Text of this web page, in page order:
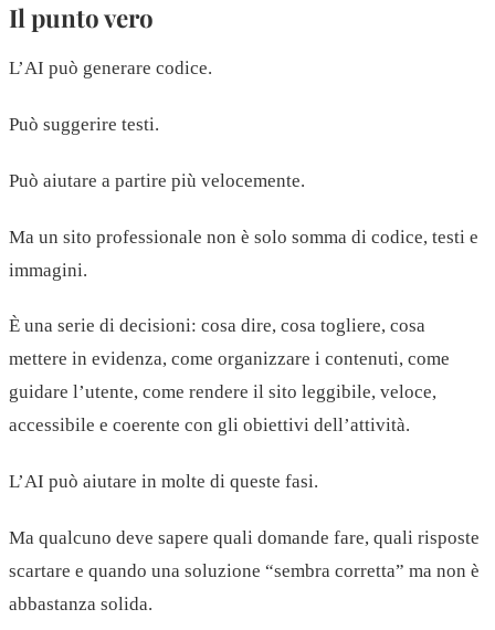
Il punto vero
L’AI può generare codice.
Può suggerire testi.
Può aiutare a partire più velocemente.
Ma un sito professionale non è solo somma di codice, testi e
immagini.
È una serie di decisioni: cosa dire, cosa togliere, cosa
mettere in evidenza, come organizzare i contenuti, come
guidare l’utente, come rendere il sito leggibile, veloce,
accessibile e coerente con gli obiettivi dell’attività.
L’AI può aiutare in molte di queste fasi.
Ma qualcuno deve sapere quali domande fare, quali risposte
scartare e quando una soluzione “sembra corretta” ma non è
abbastanza solida.